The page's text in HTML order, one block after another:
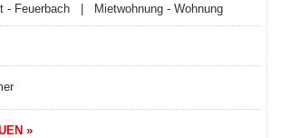
- Feuerbach | Mietwohnung - Wohnung
»